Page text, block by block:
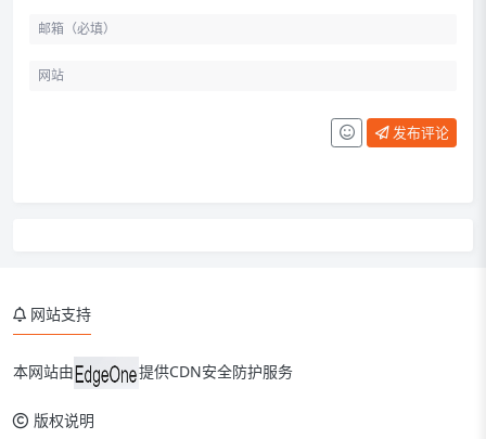
发布评论
网站支持
本网站由 提供CDN安全防护服务
版权说明